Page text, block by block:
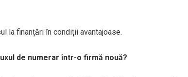
la finanțări în condiții avantajoase.
de numerar într-o firmă nouă?